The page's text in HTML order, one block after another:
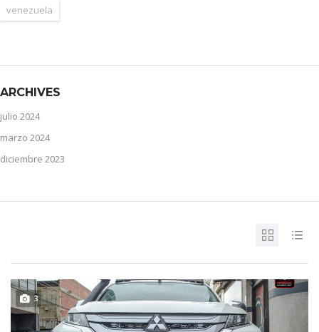
venezuela
ARCHIVES
julio 2024
marzo 2024
diciembre 2023
3